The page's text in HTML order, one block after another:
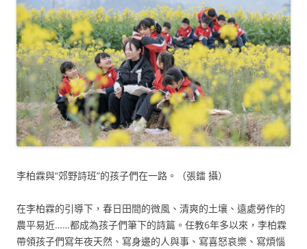
李柏霖與“郊野詩班”的孩子們在一路。（張鐳 攝）
在李柏霖的引導下，春日田間的微風、清爽的土壤、遠處勞作的
農平易近……都成為孩子們筆下的詩篇。任教6年多以來，李柏霖
帶領孩子們寫年夜天然、寫身邊的人與事、寫喜怒哀樂、寫煩惱